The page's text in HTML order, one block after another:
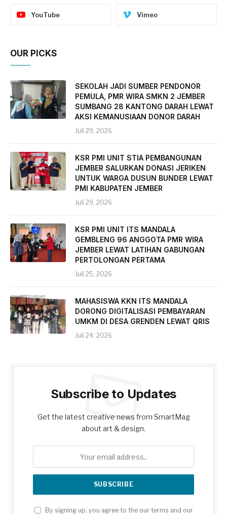
YouTube Vimeo
OUR PICKS
SEKOLAH JADI SUMBER PENDONOR
PEMULA, PMR WIRA SMKN 2 JEMBER
SUMBANG 28 KANTONG DARAH LEWAT
AKSI KEMANUSIAAN DONOR DARAH
Juli 29, 2026
KSR PMI UNIT STIA PEMBANGUNAN
JEMBER SALURKAN DONASI JERIKEN
UNTUK WARGA DUSUN BUNDER LEWAT
PMI KABUPATEN JEMBER
Juli 29, 2026
KSR PMI UNIT ITS MANDALA
GEMBLENG 96 ANGGOTA PMR WIRA
JEMBER LEWAT LATIHAN GABUNGAN
PERTOLONGAN PERTAMA
Juli 25, 2026
MAHASISWA KKN ITS MANDALA
DORONG DIGITALISASI PEMBAYARAN
UMKM DI DESA GRENDEN LEWAT QRIS
Juli 24, 2026
Subscribe to Updates
Get the latest creative news from SmartMag
about art & design.
By signing up, you agree to the our terms and our